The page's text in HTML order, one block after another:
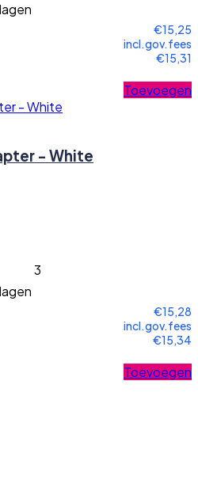
€15,25
incl.gov.fees
€15,31
Toevoegen
- White
3
€15,28
incl.gov.fees
€15,34
Toevoegen